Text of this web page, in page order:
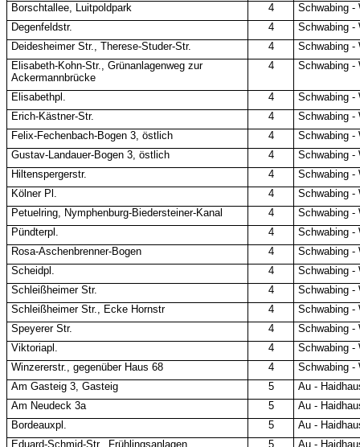
Borschtallee, Luitpoldpark
4
Schwabing -
Degenfeldstr.
4
Schwabing -
Deidesheimer Str., Therese-Studer-Str.
4
Schwabing -
Elisabeth-Kohn-Str., Grünanlagenweg zur
Ackermannbrücke
4 Schwabing -
Elisabethpl. 4
Schwabing -
Erich-Kästner-Str.
4
Schwabing -
Felix-Fechenbach-Bogen 3, östlich
4
Schwabing -
Gustav-Landauer-Bogen 3, östlich
4
Schwabing -
Hiltenspergerstr.
4
Schwabing -
Kölner Pl.
4
Schwabing -
Petuelring, Nymphenburg-Biedersteiner-Kanal
4
Schwabing -
Pündterpl.
4
Schwabing -
Rosa-Aschenbrenner-Bogen
4
Schwabing -
Scheidpl.
4
Schwabing -
Schleißheimer Str.
4
Schwabing -
Schleißheimer Str., Ecke Hornstr
4
Schwabing -
Speyerer Str.
4
Schwabing -
Viktoriapl.
4
Schwabing -
Winzererstr., gegenüber Haus 68
4
Schwabing -
Am Gasteig 3, Gasteig
5
Au -
Am Neudeck 3a
5
Au -
Bordeauxpl.
5
Au -
Eduard-Schmid-Str., Frühlingsanlagen
5 Au -